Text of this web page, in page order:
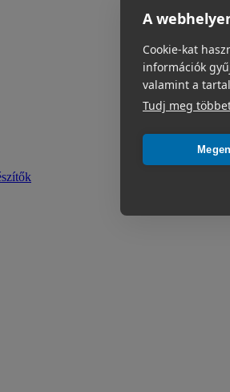
A
Cookie-kat
információk
valamint a
Tudj meg